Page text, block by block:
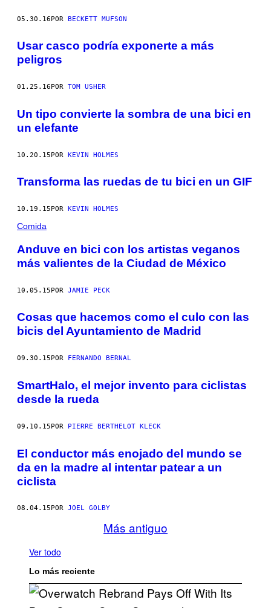
05.30.16POR BECKETT MUFSON
Usar casco podría exponerte a más
peligros
01.25.16 POR TOM USHER
Un tipo convierte la sombra de una bici en
un elefante
10.20.15POR KEVIN HOLMES
Transforma las ruedas de tu bici en un GIF
10.19.15 POR KEVIN HOLMES
Comida
Anduve en bici con los artistas veganos
más valientes de la Ciudad de México
10.05.15POR JAMIE PECK
Cosas que hacemos como el culo con las
bicis del Ayuntamiento de Madrid
09.30.15 POR FERNANDO BERNAL
SmartHalo, el mejor invento para ciclistas
desde la rueda
09.10.15POR PIERRE BERTHELOT KLECK
El conductor más enojado del mundo se
da en la madre al intentar patear a un
ciclista
08.04.15 POR JOEL GOLBY
Más antiguo
Ver todo
Lo más reciente